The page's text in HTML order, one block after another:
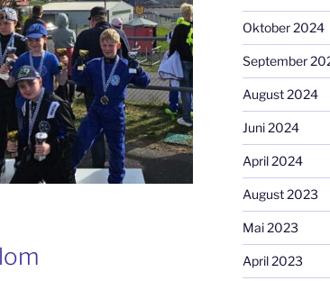
Oktober 2024
September
August 2024
Juni 2024
April 2024
August 2023
Mai 2023
April 2023